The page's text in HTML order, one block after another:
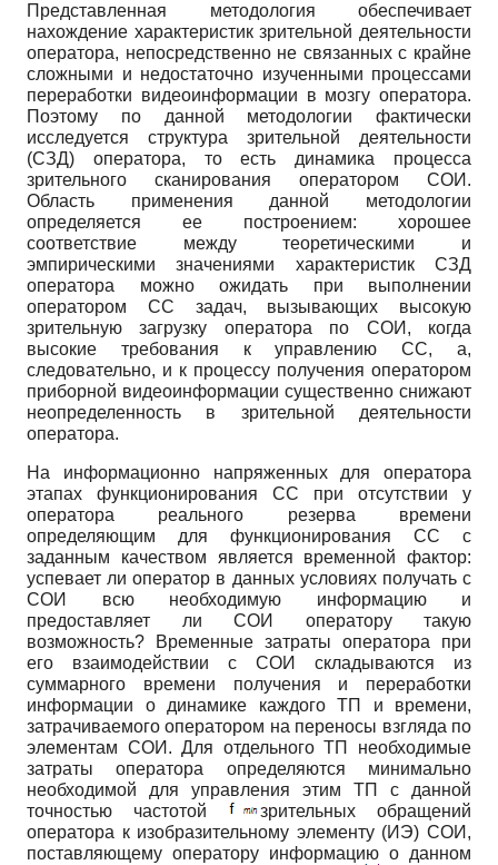
Представленная методология обеспечивает
нахождение характеристик зрительной деятельности
оператора, непосредственно не связанных с крайне
сложными и недостаточно изученными процессами
переработки видеоинформации в мозгу оператора.
Поэтому по данной методологии фактически
исследуется структура зрительной деятельности
(СЗД) оператора, то есть динамика процесса
зрительного сканирования оператором СОИ.
Область применения данной методологии
определяется ее построением: хорошее
соответствие между теоретическими и
эмпирическими значениями характеристик СЗД
оператора можно ожидать при выполнении
оператором СС задач, вызывающих высокую
зрительную загрузку оператора по СОИ, когда
высокие требования к управлению СС, а,
следовательно, и к процессу получения оператором
приборной видеоинформации существенно снижают
неопределенность в зрительной деятельности
оператора.
На информационно напряженных для оператора
этапах функционирования СС при отсутствии у
оператора реального резерва времени
определяющим для функционирования СС с
заданным качеством является временной фактор:
успевает ли оператор в данных условиях получать с
СОИ всю необходимую информацию и
предоставляет ли СОИ оператору такую
возможность? Временные затраты оператора при
его взаимодействии с СОИ складываются из
суммарного времени получения и переработки
информации о динамике каждого ТП и времени,
затрачиваемого оператором на переносы взгляда по
элементам СОИ. Для отдельного ТП необходимые
затраты оператора определяются минимально
необходимой для управления этим ТП с данной
точностью частотой
зрительных обращений
оператора к изобразительному элементу (ИЭ) СОИ,
поставляющему оператору информацию о данном